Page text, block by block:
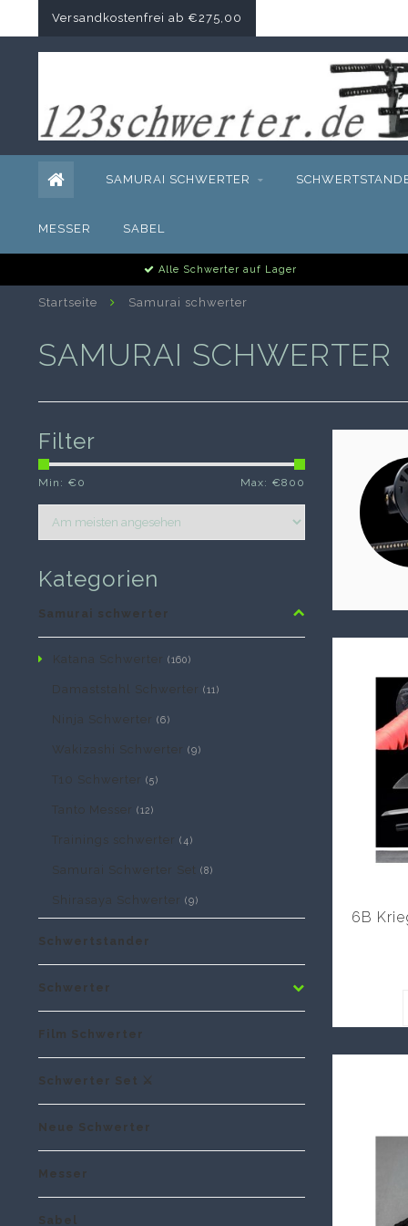
Versandkostenfrei ab €275,00
SAMURAI SCHWERTER
MESSER SABEL
Alle Schwerter auf Lager
Startseite Samurai schwerter
SAMURAI SCHWERTER
Filter
Min: €0 Max: €800
Kategorien
Samurai schwerter
Katana Schwerter (160)
Damaststahl Schwerter (11)
Ninja Schwerter (6)
Wakizashi Schwerter (9)
T10 Schwerter (5)
Tanto Messer (12)
Trainings schwerter (4)
Samurai Schwerter Set (8)
Shirasaya Schwerter (9)
Schwertstander
Schwerter
Film Schwerter
Schwerter Set ⚔️
Neue Schwerter
Messer
Sabel
6B